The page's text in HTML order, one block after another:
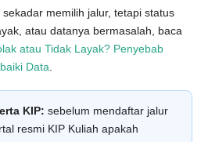
memilih jalur, tetapi status
atau datanya bermasalah, baca
atau Tidak Layak? Penyebab
Data
KIP: sebelum mendaftar jalur
resmi KIP Kuliah apakah